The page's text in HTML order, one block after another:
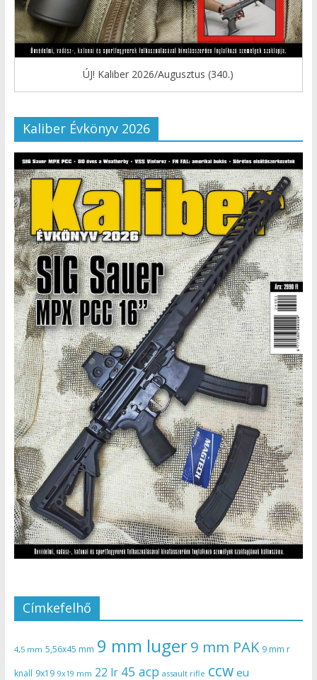
ÚJ! Kaliber 2026/Augusztus (340.)
Kaliber Évkönyv 2026
Címkefelhő
4,5 mm 5,56x45 mm 9 mm luger9 mm PAK 9 mm r
knall 9x19 9x19 mm 22 lr 45 acp assault rifle ccw eu